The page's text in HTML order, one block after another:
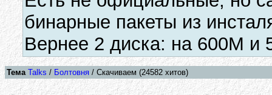
бинарные пакеты из
Вернее 2 диска: на 600М и
Тема Talks / Болтовня / Скачиваем (24582 хитов)